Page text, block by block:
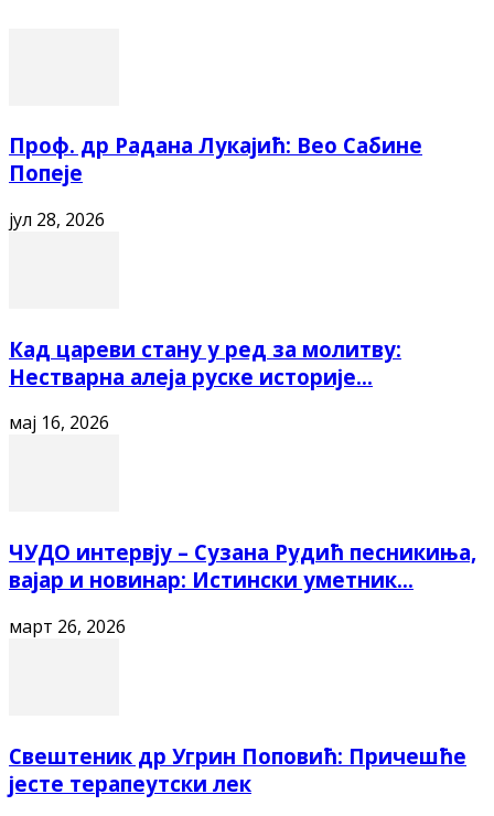
Проф. др Радана Лукајић: Вео Сабине
Попеје
јул 28, 2026
Кад цареви стану у ред за молитву:
Нестварна алеја руске историје...
мај 16, 2026
ЧУДО интервју – Сузана Рудић песникиња,
вајар и новинар: Истински уметник...
март 26, 2026
Свештеник др Угрин Поповић: Причешће
јесте терапеутски лек